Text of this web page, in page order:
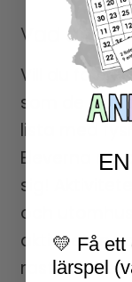
Vad är
Vill du få
som de
lista med
Eleverna rör
sig!
och
aktiviteten
rastaktivitet.
💛 Få ett
lärspel